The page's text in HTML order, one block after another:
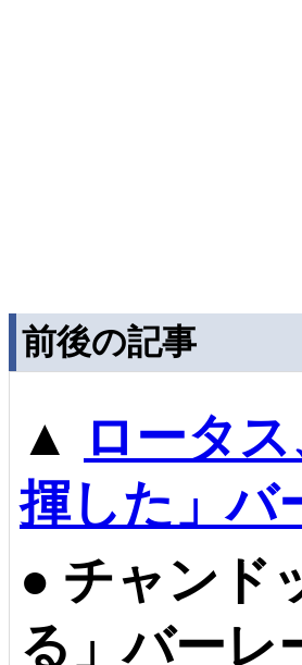
前後の記事
▲ ロータ
揮した」バ
● チャンド
る」バーレ